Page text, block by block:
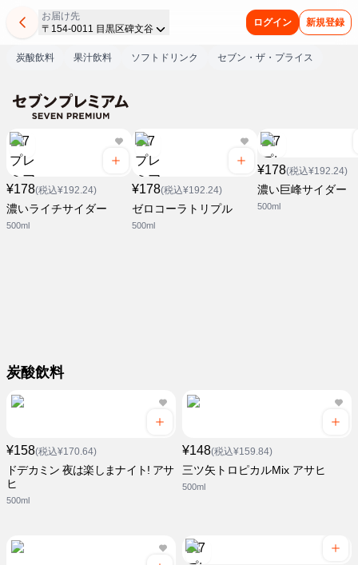
お届け先
〒154-0011 目黒区碑文谷
ログイン 新規登録
炭酸飲料 果汁飲料 ソフトドリンク セブン・ザ・プライス
¥178(税込¥192.24)
濃いライチサイダー
500ml
¥178(税込¥192.24)
ゼロコーラトリプル
500ml
¥178(税込¥192.24)
濃い巨峰サイダー
500ml
炭酸飲料
¥158(税込¥170.64)
ドデカミン 夜は楽しまナイト! アサ
ヒ
500ml
¥148(税込¥159.84)
三ツ矢トロピカルMix アサヒ
500ml